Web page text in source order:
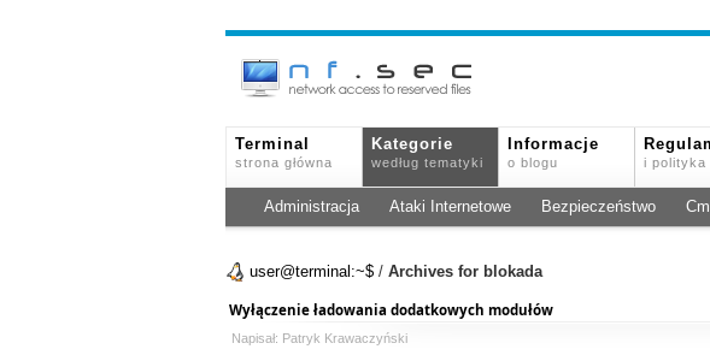
Terminal
strona główna
Kategorie
według tematyki
Informacje
o blogu i polityka
Administracja Ataki Internetowe Bezpieczeństwo
user@terminal:~$ / Archives for blokada
Wyłączenie ładowania dodatkowych modułów
Napisał: Patryk Krawaczyński